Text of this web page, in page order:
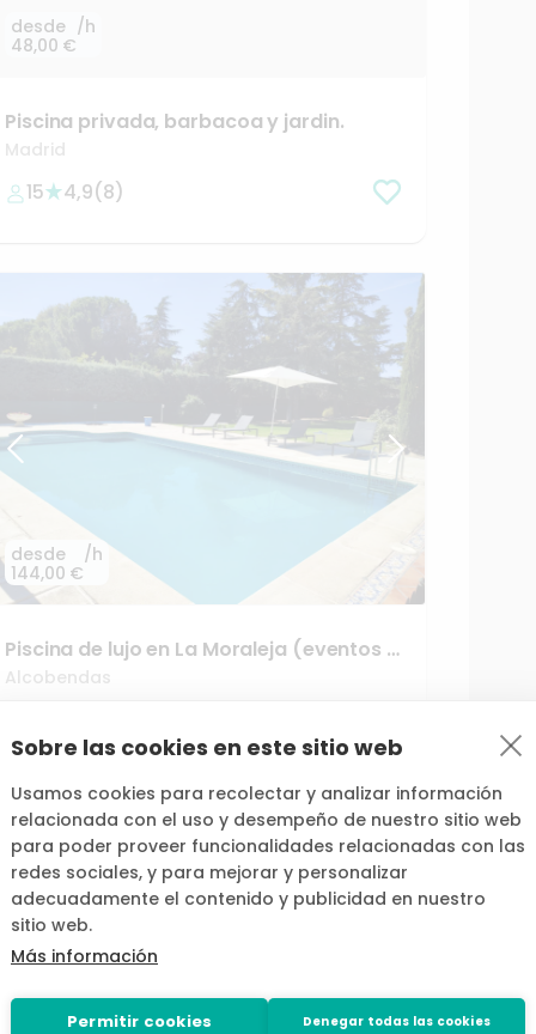
Sobre las cookies en este sitio web
Usamos cookies para recolectar y analizar información
relacionada con el uso y desempeño de nuestro sitio web
para poder proveer funcionalidades relacionadas con las
redes sociales, y para mejorar y personalizar
adecuadamente el contenido y publicidad en nuestro
sitio web.
Más información
Permitir cookies Denegar todas las cookies
desde
48,00 €
/h
Piscina privada​,​ barbacoay jardin.
Madrid
15 4,9(8)
desde
144,00 €
/h
Piscina de lujoen La Moraleja (eventos y
grupos)
Alcobendas